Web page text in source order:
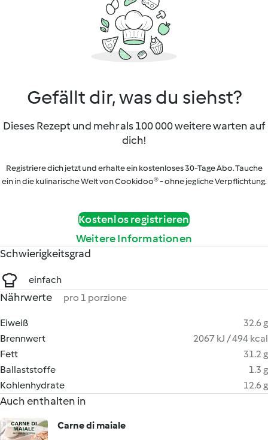
Gefällt dir, was du siehst?
Dieses Rezept und mehr als 100 000 weitere warten auf
dich!
Registriere dich jetzt und erhalte ein kostenloses 30-Tage Abo. Tauche
ein in die kulinarische Welt von Cookidoo® - ohne jegliche Verpflichtung.
Kostenlos registrieren
Weitere Informationen
Schwierigkeitsgrad
einfach
Nährwerte pro 1 porzione
Eiweiß
32.6 g
Brennwert
2067 kJ / 494 kcal
Fett
31.2 g
Ballaststoffe
1.3 g
Kohlenhydrate
12.6 g
Auch enthalten in
Carne di maiale